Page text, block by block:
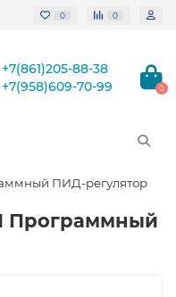
0 0
+7(861)205-88-38
+7(958)609-70-99
0
ПИД-регулятор
Программный